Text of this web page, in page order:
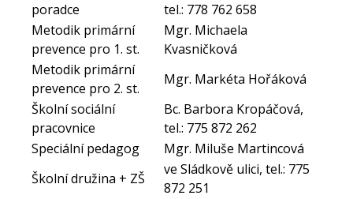
poradce
tel.: 778 762 658
Metodik primární
prevence pro 1. st.
Mgr. Michaela
Kvasničková
Metodik primární
prevence pro 2. st.
Mgr. Markéta Hořáková
Školní sociální
pracovnice
Bc. Barbora Kropáčová,
tel.: 775 872 262
Speciální pedagog
Mgr. Miluše Martincová
Školní družina + ZŠ
ve Sládkově ulici, tel.: 775
872 251